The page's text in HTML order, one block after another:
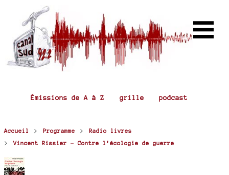
Émissions de A à Z grille podcast
Accueil > Programme > Radio livres
>Vincent Rissier - Contre l’écologie de guerre